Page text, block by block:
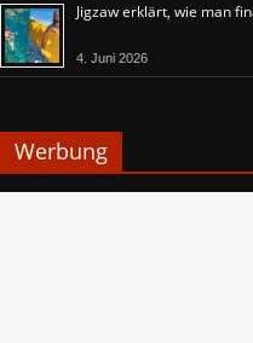
Jigzaw erklärt, wie man
4. Juni 2026
Werbung